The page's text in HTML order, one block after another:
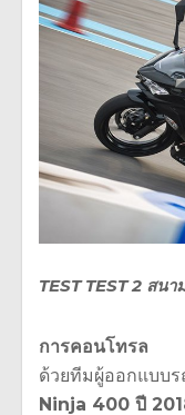
TEST TEST 2 สน
การคอนโทรล
ด้วยทีมผู้ออกแบบร
Ninja 400 ปี